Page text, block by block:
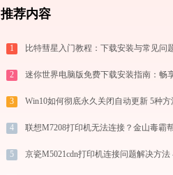
推荐内容
1 比特彗星入门教程：下载安装与常见问
2
3
4
5